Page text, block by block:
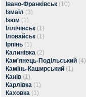
Івано-Франківськ (10)
Ізмаїл (3)
Ізюм (1)
Іллічівськ (1)
Іловайськ (1)
Ірпінь (1)
Калинівка (2)
Кам'янець-Подільський (4)
Камінь-Каширський (1)
Канів (1)
Карлівка (1)
Каховка (1)